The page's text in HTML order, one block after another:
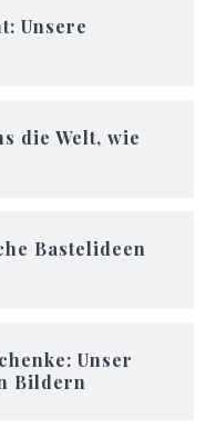
Unsere
die Welt, wie
Bastelideen
Unser
Bildern